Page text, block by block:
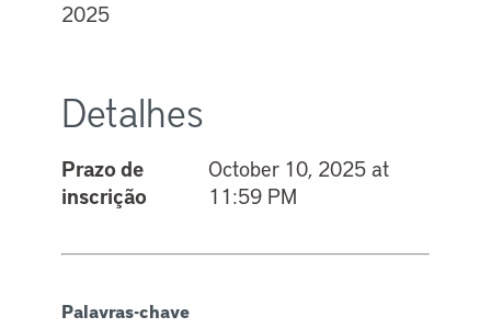
2025
Detalhes
Prazo de
inscrição
October 10, 2025 at
11:59 PM
Palavras-chave